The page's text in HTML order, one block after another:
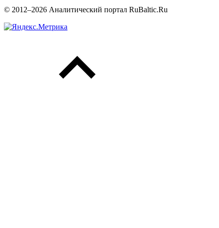
© 2012–2026 Аналитический портал RuBaltic.Ru